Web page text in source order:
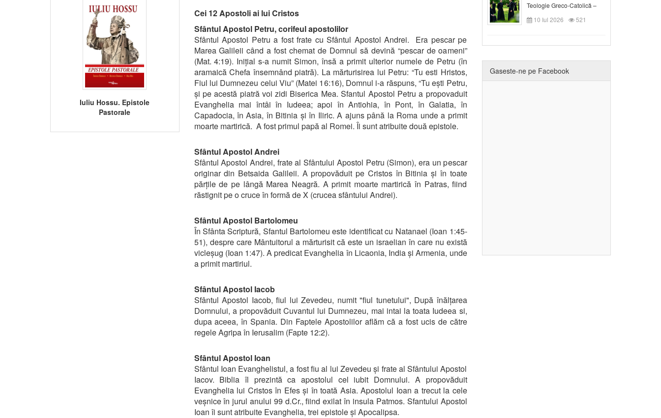
Iuliu Hossu. Epistole
Pastorale
Cei 12 Apostoli ai lui Cristos
Sfântul Apostol Petru, corifeul apostolilor
Sfântul Apostol Petru a fost frate cu Sfântul Apostol Andrei. Era pescar pe
Marea Galileii când a fost chemat de Domnul să devină “pescar de oameni”
(Mat. 4:19). Inițial s-a numit Simon, însă a primit ulterior numele de Petru (în
aramaică Chefa însemnând piatră). La mărturisirea lui Petru: “Tu esti Hristos,
Fiul lui Dumnezeu celui Viu” (Matei 16:16), Domnul i-a răspuns, “Tu ești Petru,
și pe acestă piatră voi zidi Biserica Mea. Sfantul Apostol Petru a propovaduit
Evanghelia mai întâi în Iudeea; apoi în Antiohia, în Pont, în Galatia, în
Capadocia, în Asia, în Bitinia și în Iliric. A ajuns până la Roma unde a primit
moarte martirică. A fost primul papă al Romei. Îi sunt atribuite două epistole.
Sfântul Apostol Andrei
Sfântul Apostol Andrei, frate al Sfântului Apostol Petru (Simon), era un pescar
originar din Betsaida Galileii. A propovăduit pe Cristos în Bitinia și în toate
părțile de pe lângă Marea Neagră. A primit moarte martirică în Patras, fiind
răstignit pe o cruce în formă de X (crucea sfântului Andrei).
Sfântul Apostol Bartolomeu
În Sfânta Scriptură, Sfantul Bartolomeu este identificat cu Natanael (Ioan 1:45-
51), despre care Mântuitorul a mărturisit că este un israelian în care nu există
vicleșug (Ioan 1:47). A predicat Evanghelia în Licaonia, India și Armenia, unde
a primit martiriul.
Sfântul Apostol Iacob
Sfântul Apostol Iacob, fiul lui Zevedeu, numit "fiul tunetului", După înălțarea
Domnului, a propovăduit Cuvantul lui Dumnezeu, mai intai la toata Iudeea si,
dupa aceea, în Spania. Din Faptele Apostolilor aflăm că a fost ucis de către
regele Agripa în Ierusalim (Fapte 12:2).
Sfântul Apostol Ioan
Sfântul Ioan Evanghelistul, a fost fiu al lui Zevedeu și frate al Sfântului Apostol
Iacov. Biblia îl prezintă ca apostolul cel iubit Domnului. A propovăduit
Evanghelia lui Cristos în Efes și în toată Asia. Apostolul Ioan a trecut la cele
veșnice în jurul anului 99 d.Cr., fiind exilat în insula Patmos. Sfantului Apostol
Ioan îi sunt atribuite Evanghelia, trei epistole și Apocalipsa.
Teologie Greco-Catolică –
Departamentul Blaj în anul
universitar 2026/2027
10 Iul 2026 521
Gaseste-ne pe Facebook